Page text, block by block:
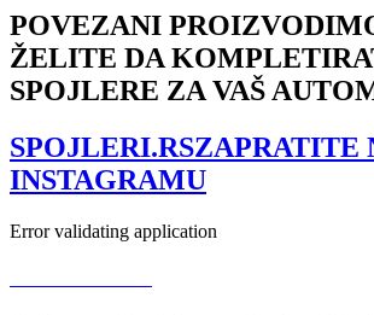
Look
Bumper)
Ford
Fiesta
FL
količina
POVEZANI PROIZVODI
ŽELITE DA
SPOJLERE ZA VAŠ
SPOJLERI.RSZAPRATITE
INSTAGRAMU
Error validating application